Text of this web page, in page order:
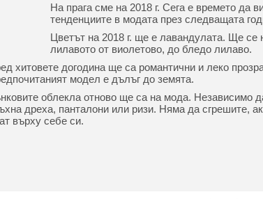
На прага сме на 2018 г. Сега е времето да
тенденциите в модата през следващата
Цветът на 2018 г. ще е лавандулата. Ще се
лилавото от виолетово, до бледо лилаво.
хитовете догодина ще са романтични и леко
модел е дълъг до земята.
облекла отново ще са на мода. Независимо
дреха, панталони или ризи. Няма да сгрешите,
върху себе си.